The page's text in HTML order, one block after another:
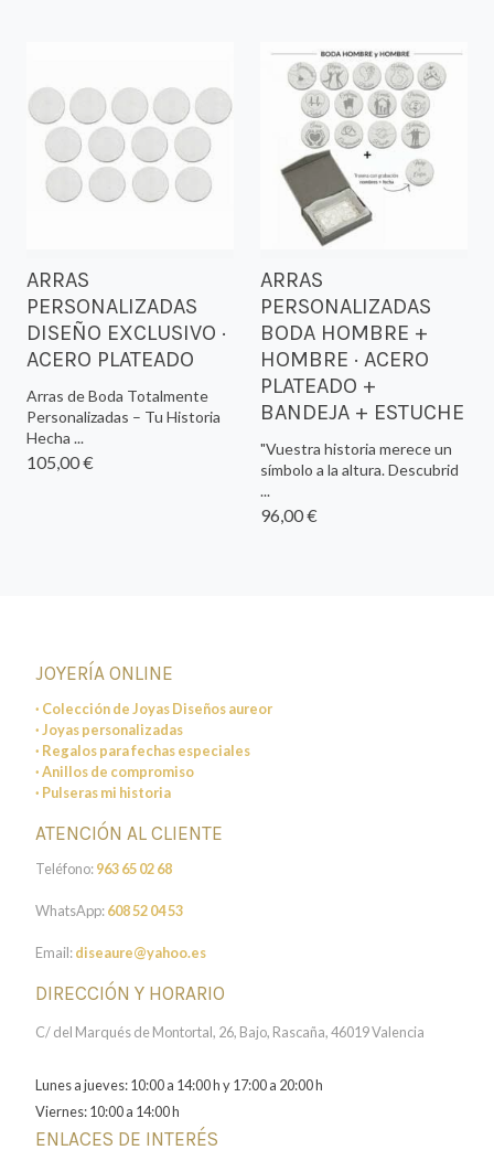
ARRAS
PERSONALIZADAS
DISEÑO EXCLUSIVO ·
ACERO PLATEADO
Arras de Boda Totalmente
Personalizadas – Tu Historia
Hecha ...
105,00 €
ARRAS
PERSONALIZADAS
BODA HOMBRE +
HOMBRE · ACERO
PLATEADO +
BANDEJA + ESTUCHE
"Vuestra historia merece un
símbolo a la altura. Descubrid
...
96,00 €
JOYERÍA ONLINE
· Colección de Joyas Diseños aureor
· Joyas personalizadas
· Regalos para fechas especiales
· Anillos de compromiso
· Pulseras mi historia
ATENCIÓN AL CLIENTE
Teléfono:963 65 02 68
WhatsApp:608 52 04 53
Email:diseaure@yahoo.es
DIRECCIÓN Y HORARIO
C/ del Marqués de Montortal, 26, Bajo, Rascaña, 46019 Valencia
Lunes a jueves: 10:00 a 14:00 h y 17:00 a 20:00 h
Viernes: 10:00 a 14:00 h
ENLACES DE INTERÉS